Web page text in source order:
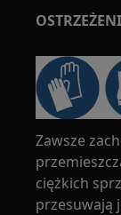
Zawsze
ciężkich
przesuwają